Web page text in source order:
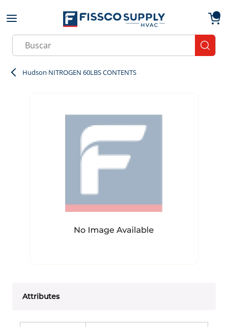
Skip to main content
Site Search
Hudson NITROGEN 60LBS CONTENTS
Attributes